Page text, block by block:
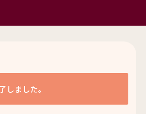
しました。